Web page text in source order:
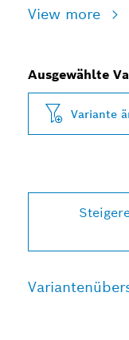
View more
Ausgewählte
Variante